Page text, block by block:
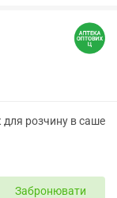
розчину в саше
Забронювати